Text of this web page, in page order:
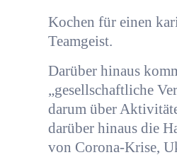
Kochen für einen
Teamgeist.
Darüber hinaus
„gesellschaftliche
darum über
darüber hinaus die
von Corona-Krise,